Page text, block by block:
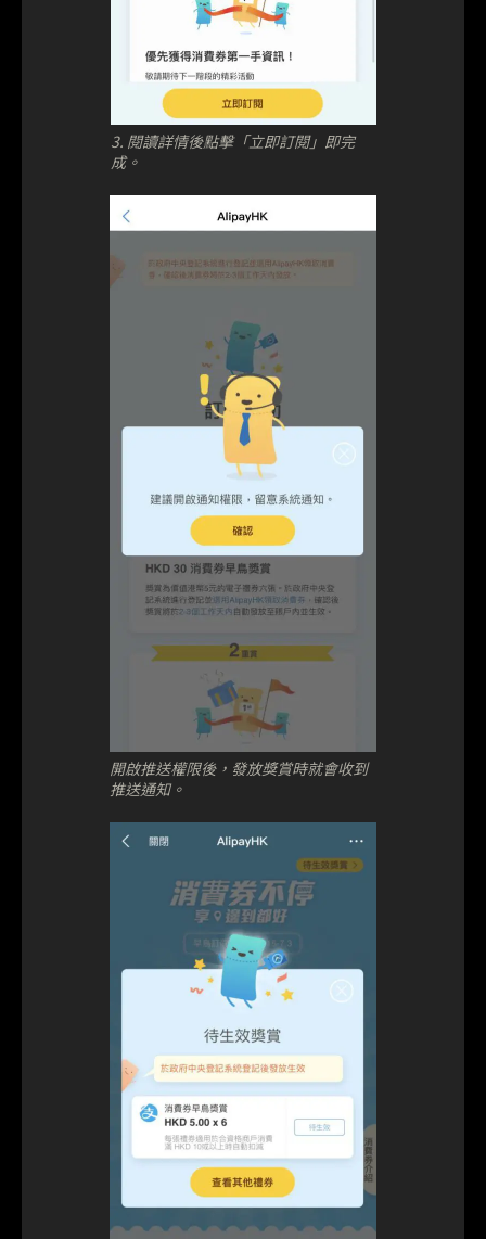
3. 閱讀詳情後點擊「立即訂閱」即完
成。
開啟推送權限後，發放獎賞時就會收到
推送通知。